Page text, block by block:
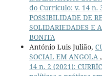
do Currículo: v. 14 n.
POSSIBILIDADE DE
SOLIDARIEDADES E
BONITA
António Luis Julião,
SOCIAL EM ANGOLA ,
14 n. 2 (2021):